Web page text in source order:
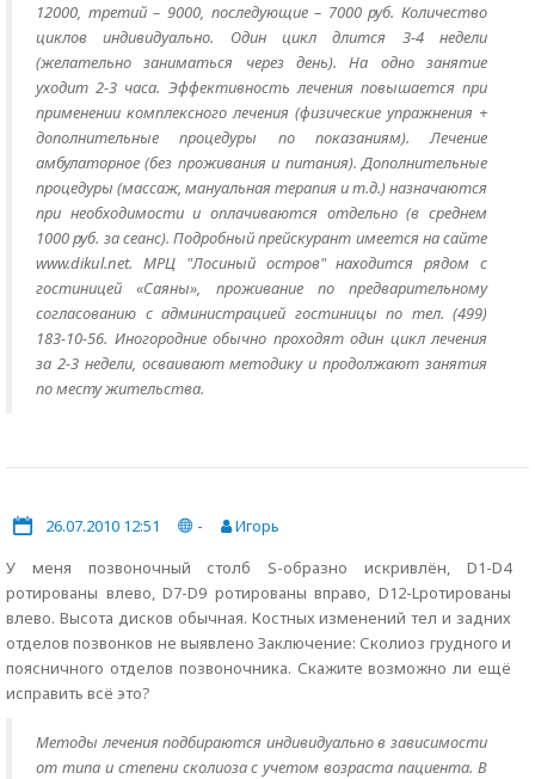
12000, третий – 9000, последующие – 7000 руб. Количество
циклов индивидуально. Один цикл длится 3-4 недели
(желательно заниматься через день). На одно занятие
уходит 2-3 часа. Эффективность лечения повышается при
применении комплексного лечения (физические упражнения +
дополнительные процедуры по показаниям). Лечение
амбулаторное (без проживания и питания). Дополнительные
процедуры (массаж, мануальная терапия и т.д.) назначаются
при необходимости и оплачиваются отдельно (в среднем
1000 руб. за сеанс). Подробный прейскурант имеется на сайте
www.dikul.net. МРЦ "Лосиный остров" находится рядом с
гостиницей «Саяны», проживание по предварительному
согласованию с администрацией гостиницы по тел. (499)
183-10-56. Иногородние обычно проходят один цикл лечения
за 2-3 недели, осваивают методику и продолжают занятия
по месту жительства.
26.07.2010 12:51 -
Игорь
У меня позвоночный столб S-образно искривлён, D1-D4
ротированы влево, D7-D9 ротированы вправо, D12-Lротированы
влево. Высота дисков обычная. Костных изменений тел и задних
отделов позвонков не выявлено Заключение: Сколиоз грудного и
поясничного отделов позвоночника. Скажите возможно ли ещё
исправить всё это?
Методы лечения подбираются индивидуально в зависимости
от типа и степени сколиоза с учетом возраста пациента. В